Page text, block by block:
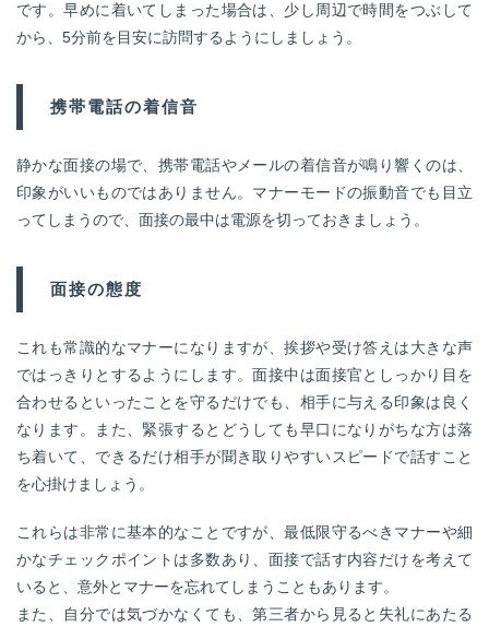
です。早めに着いてしまった場合は、少し周辺で時間をつぶして
から、5分前を目安に訪問するようにしましょう。
携帯電話の着信音
静かな面接の場で、携帯電話やメールの着信音が鳴り響くのは、
印象がいいものではありません。マナーモードの振動音でも目立
ってしまうので、面接の最中は電源を切っておきましょう。
面接の態度
これも常識的なマナーになりますが、挨拶や受け答えは大きな声
ではっきりとするようにします。面接中は面接官としっかり目を
合わせるといったことを守るだけでも、相手に与える印象は良く
なります。また、緊張するとどうしても早口になりがちな方は落
ち着いて、できるだけ相手が聞き取りやすいスピードで話すこと
を心掛けましょう。
これらは非常に基本的なことですが、最低限守るべきマナーや細
かなチェックポイントは多数あり、面接で話す内容だけを考えて
いると、意外とマナーを忘れてしまうこともあります。
また、自分では気づかなくても、第三者から見ると失礼にあたる